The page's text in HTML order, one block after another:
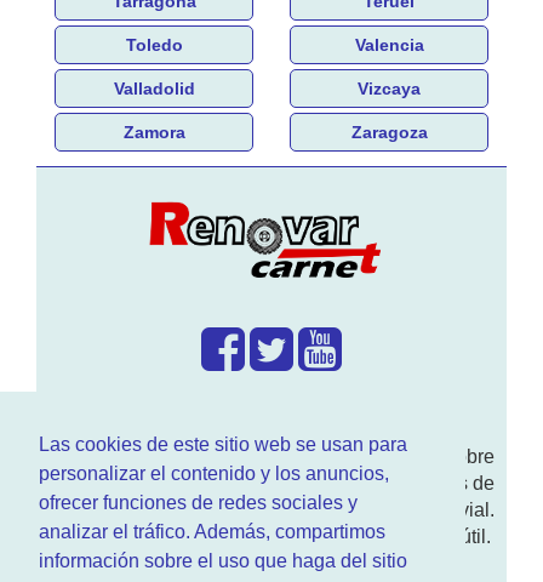
Las cookies de este sitio web se usan para
personalizar el contenido y los anuncios,
ofrecer funciones de redes sociales y
analizar el tráfico. Además, compartimos
información sobre el uso que haga del sitio
Toledo Valencia
Valladolid Vizcaya
Zamora Zaragoza
Enwww.RenovarCarnet.comTe contamos sobre
larenovación del permisode conducir, noticias de
actualidad motor y sobre todo seguridad vial.
Ademas tenemos todo tipo de información DGT útil.